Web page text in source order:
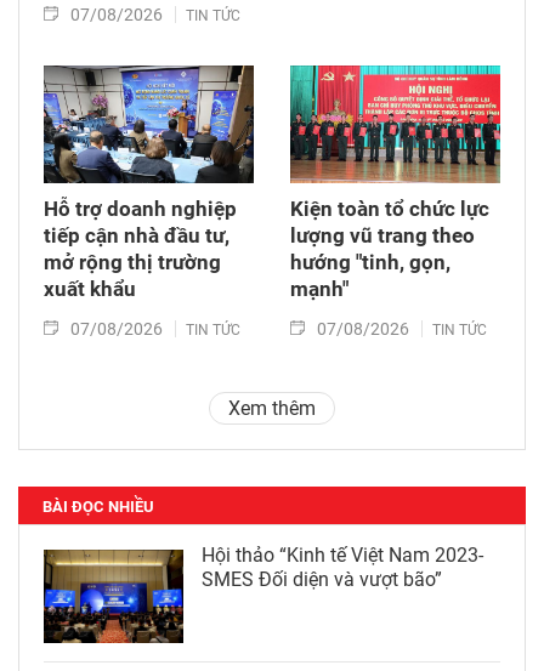
07/08/2026 TIN TỨC
Hỗ trợ doanh nghiệp
tiếp cận nhà đầu tư,
mở rộng thị trường
xuất khẩu
07/08/2026 TIN TỨC
Kiện toàn tổ chức lực
lượng vũ trang theo
hướng "tinh, gọn,
mạnh"
07/08/2026 TIN TỨC
Xem thêm
BÀI ĐỌC NHIỀU
Hội thảo “Kinh tế Việt Nam 2023-
SMES Đối diện và vượt bão”